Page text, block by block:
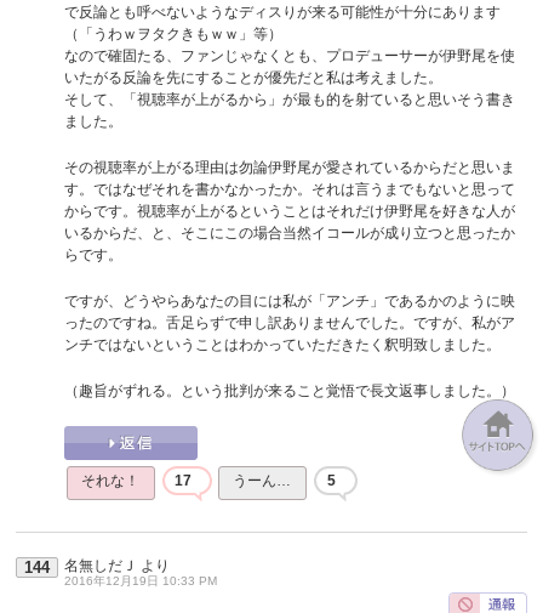
で反論とも呼べないようなディスりが来る可能性が十分にあります
（「うわｗヲタクきもｗｗ」等）
なので確固たる、ファンじゃなくとも、プロデューサーが伊野尾を使
いたがる反論を先にすることが優先だと私は考えました。
そして、「視聴率が上がるから」が最も的を射ていると思いそう書き
ました。
その視聴率が上がる理由は勿論伊野尾が愛されているからだと思いま
す。ではなぜそれを書かなかったか。それは言うまでもないと思って
からです。視聴率が上がるということはそれだけ伊野尾を好きな人が
いるからだ、と、そこにこの場合当然イコールが成り立つと思ったか
らです。
ですが、どうやらあなたの目には私が「アンチ」であるかのように映
ったのですね。舌足らずで申し訳ありませんでした。ですが、私がア
ンチではないということはわかっていただきたく釈明致しました。
（趣旨がずれる。という批判が来ること覚悟で長文返事しました。）
それな！ 17 うーん… 5
144 名無しだＪ より
2016年12月19日 10:33 PM